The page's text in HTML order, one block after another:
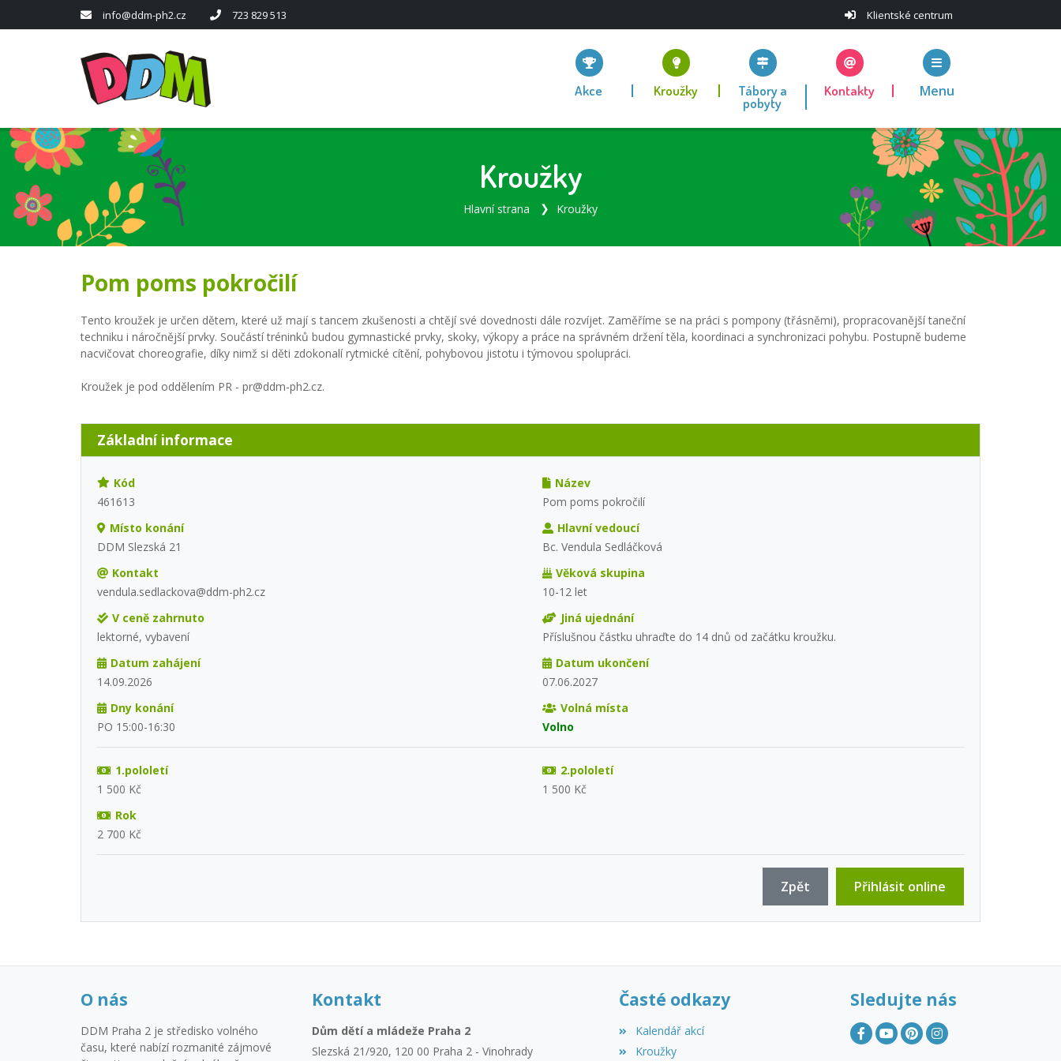
info@ddm-ph2.cz 723 829 513 Klientské centrum
Akce Kroužky Tábory a
pobyty
Kontakty Menu
Kroužky
Hlavní strana Kroužky
Pom poms pokročilí
Tento kroužek je určen dětem, které už mají s tancem zkušenosti a chtějí své dovednosti dále rozvíjet. Zaměříme se na práci s pompony (třásněmi), propracovanější taneční
techniku i náročnější prvky. Součástí tréninků budou gymnastické prvky, skoky, výkopy a práce na správném držení těla, koordinaci a synchronizaci pohybu. Postupně budeme
nacvičovat choreografie, díky nimž si děti zdokonalí rytmické cítění, pohybovou jistotu i týmovou spolupráci.
Kroužek je pod oddělením PR - pr@ddm-ph2.cz.
Základní informace
Kód
461613
Název
Pom poms pokročilí
Místo konání
DDM Slezská 21
Hlavní vedoucí
Bc. Vendula Sedláčková
Kontakt
vendula.sedlackova@ddm-ph2.cz
Věková skupina
10-12 let
V ceně zahrnuto
lektorné, vybavení
Jiná ujednání
Příslušnou částku uhraďte do 14 dnů od začátku kroužku.
Datum zahájení
14.09.2026
Datum ukončení
07.06.2027
Dny konání
PO 15:00-16:30
Volná místa
Volno
1.pololetí
1 500 Kč
2.pololetí
1 500 Kč
Rok
2 700 Kč
Přihlásit online
Zpět
O nás
DDM Praha 2 je středisko volného
času, které nabízí rozmanité zájmové
Kontakt
Dům dětí a mládeže Praha 2
Slezská 21/920, 120 00 Praha 2 - Vinohrady
Časté odkazy
Kalendář akcí
Kroužky
Sledujte nás